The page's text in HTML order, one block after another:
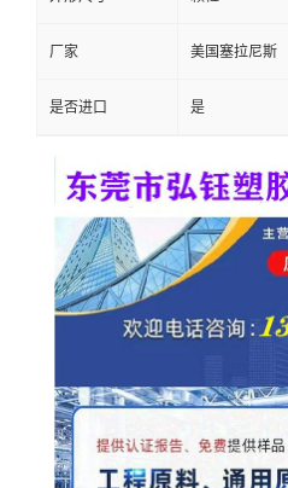
厂家 美国塞拉尼斯
是否进口 是